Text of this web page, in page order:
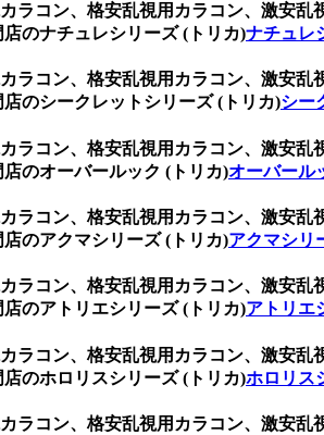
ラコン、格安乱視用カラコン、激安
のナチュレシリーズ (トリカ)ナチュレ
ラコン、格安乱視用カラコン、激安
のシークレットシリーズ (トリカ)シー
ラコン、格安乱視用カラコン、激安
のオーバールック (トリカ)オーバール
ラコン、格安乱視用カラコン、激安
のアクマシリーズ (トリカ)アクマシリ
ラコン、格安乱視用カラコン、激安
のアトリエシリーズ (トリカ)アトリエ
ラコン、格安乱視用カラコン、激安
のホロリスシリーズ (トリカ)ホロリス
ラコン、格安乱視用カラコン、激安